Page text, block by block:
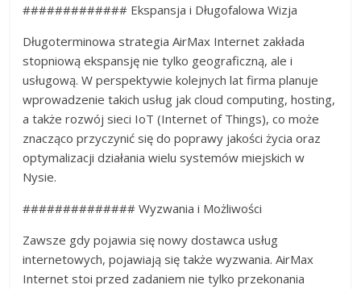
############# Ekspansja i Długofalowa Wizja
Długoterminowa strategia AirMax Internet zakłada
stopniową ekspansję nie tylko geograficzną, ale i
usługową. W perspektywie kolejnych lat firma planuje
wprowadzenie takich usług jak cloud computing, hosting,
a także rozwój sieci IoT (Internet of Things), co może
znacząco przyczynić się do poprawy jakości życia oraz
optymalizacji działania wielu systemów miejskich w
Nysie.
############## Wyzwania i Możliwości
Zawsze gdy pojawia się nowy dostawca usług
internetowych, pojawiają się także wyzwania. AirMax
Internet stoi przed zadaniem nie tylko przekonania